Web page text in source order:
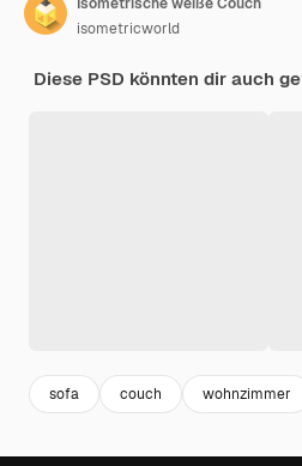
isometricworld
Diese PSD könnten dir auch
sofa couch wohnzimmer